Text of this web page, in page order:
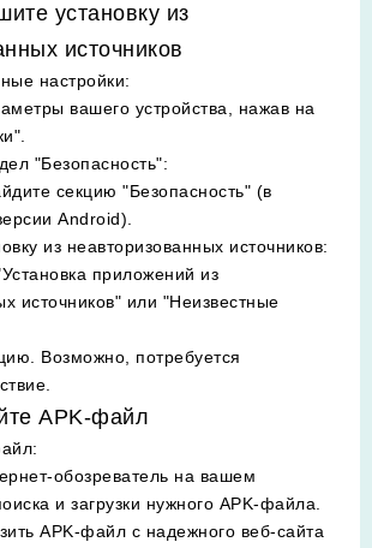
установку из
источников
настройки:
вашего устройства, нажав на
"Безопасность":
секцию "Безопасность" (в
Android).
из неавторизованных источников:
приложений из
источников" или "Неизвестные
Возможно, потребуется
APK-файл
:
обозреватель на вашем
и загрузки нужного APK-файла.
APK-файл с надежного веб-сайта